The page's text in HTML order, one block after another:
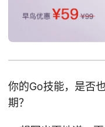
你的Go技能，是否
期？